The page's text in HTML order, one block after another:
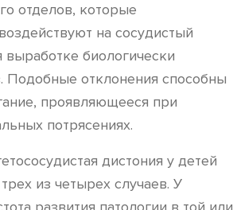
отделов, которые
на сосудистый
выработке биологически
Подобные отклонения способны
проявляющееся при
потрясениях.
дистония у детей
из четырех случаев. У